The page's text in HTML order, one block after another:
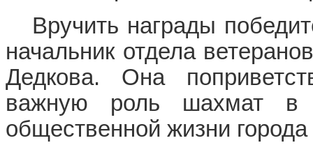
Вручить награды
начальник отдела
Дедкова. Она
важную роль шахмат в
общественной жизни города